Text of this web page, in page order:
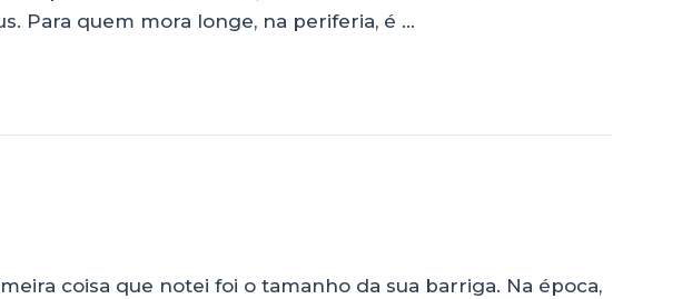
Para quem mora longe, na periferia, é …
coisa que notei foi o tamanho da sua barriga. Na época,